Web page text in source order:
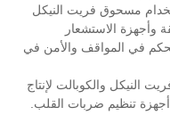
مسحوق فريت النيكل
وأجهزة الاستشعار
في المواقف والأمن في
النيكل والكوبالت لإنتاج
أجهزة تنظيم ضربات القلب.